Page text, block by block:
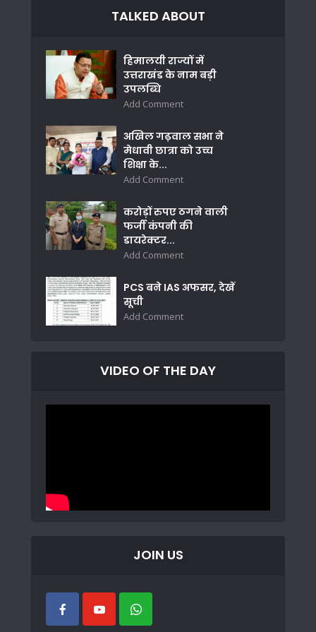
TALKED ABOUT
हिमालयी राज्यों में
उत्तराखंड के नाम बड़ी
उपलब्धि
Add Comment
अखिल गढ़वाल सभा ने
मेधावी छात्रा को उच्च
शिक्षा के...
Add Comment
करोड़ों रुपए ठगने वाली
फर्जी कंपनी की
डायरेक्टर...
Add Comment
PCS बने IAS अफसर, देखें
सूची
Add Comment
VIDEO OF THE DAY
JOIN US